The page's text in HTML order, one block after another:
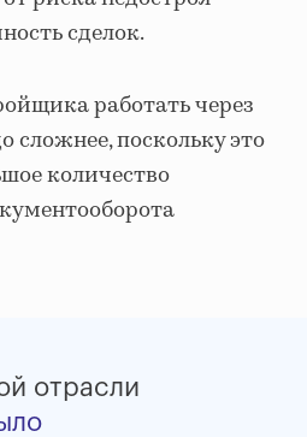
сделок.
работать через
сложнее, поскольку это
количество
отрасли